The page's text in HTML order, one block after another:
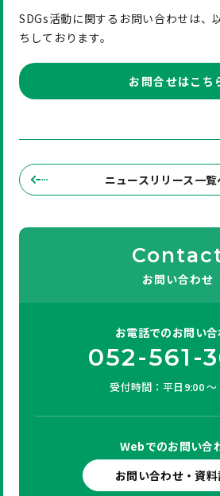
SDGs活動に関するお問い合わせは、
ちしております。
お問合せはこち
ニュースリリース一
お問い合わせ
お電話でのお問い
052-561-
受付時間：平日9:00 ～
Webでのお問い合
お問い合わせ・資